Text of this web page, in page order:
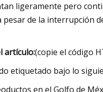
ligeramente pero
pesar de la interrupción
artículo:(copie el código
etiquetado bajo lo
en el Golfo de